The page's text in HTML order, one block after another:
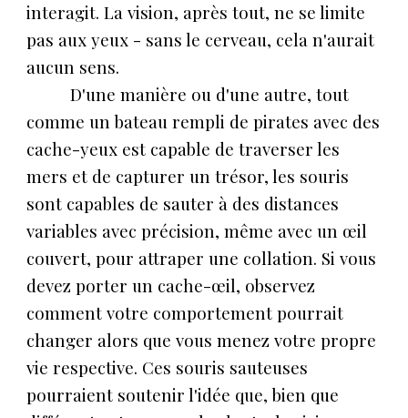
interagit. La vision, après tout, ne se limite
pas aux yeux - sans le cerveau, cela n'aurait
aucun sens.
D'une manière ou d'une autre, tout
comme un bateau rempli de pirates avec des
cache-yeux est capable de traverser les
mers et de capturer un trésor, les souris
sont capables de sauter à des distances
variables avec précision, même avec un œil
couvert, pour attraper une collation. Si vous
devez porter un cache-œil, observez
comment votre comportement pourrait
changer alors que vous menez votre propre
vie respective. Ces souris sauteuses
pourraient soutenir l'idée que, bien que